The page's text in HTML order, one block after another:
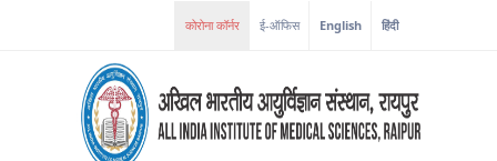
ई-ऑफिस English हिंदी